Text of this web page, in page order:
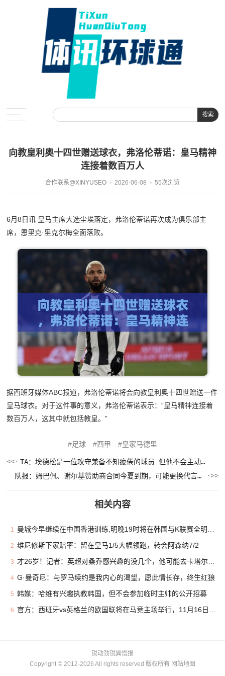
搜索
向教皇利奥十四世赠送球衣，弗洛伦蒂诺：皇马精神
连接着数百万人
合作联系@XINYUSEO 2026-06-08 55次浏览
6月8日讯 皇马主席大选尘埃落定，弗洛伦蒂诺再次成为俱乐部主
席，恩里克·里克尔梅全面落败。
据西班牙媒体ABC报道，弗洛伦蒂诺将会向教皇利奥十四世赠送一件
皇马球衣。对于这件事的意义，弗洛伦蒂诺表示：“皇马精神连接着
数百万人，这其中就包括教皇。”
足球 西甲 皇家马德里
TA：埃德松是一位攻守兼备不知疲倦的球员 但他不会主动创造机会
队报：姆巴佩、谢尔基赞助商合同今夏到期，可能更换代言品牌
相关内容
1 曼城今早继续在中国香港训练,明晚19时将在韩国与K联赛全明星热身
2 维尼修斯下家赔率：留在皇马1/5大幅领跑，转会阿森纳7/2
3 才26岁！记者：英超对桑乔感兴趣的没几个，他可能去卡塔尔或沙特
4 G·曼奇尼：与罗马续约是我内心的渴望，愿此情长存，终生红狼
5 韩媒：哈维有兴趣执教韩国，但不会参加临时主帅的公开招募
6 官方：西班牙vs英格兰的欧国联将在马竞主场举行，11月16日开战
锐动劲锐翼慢报
Copyright © 2012-2026 All rights reserved 版权所有 网站地图